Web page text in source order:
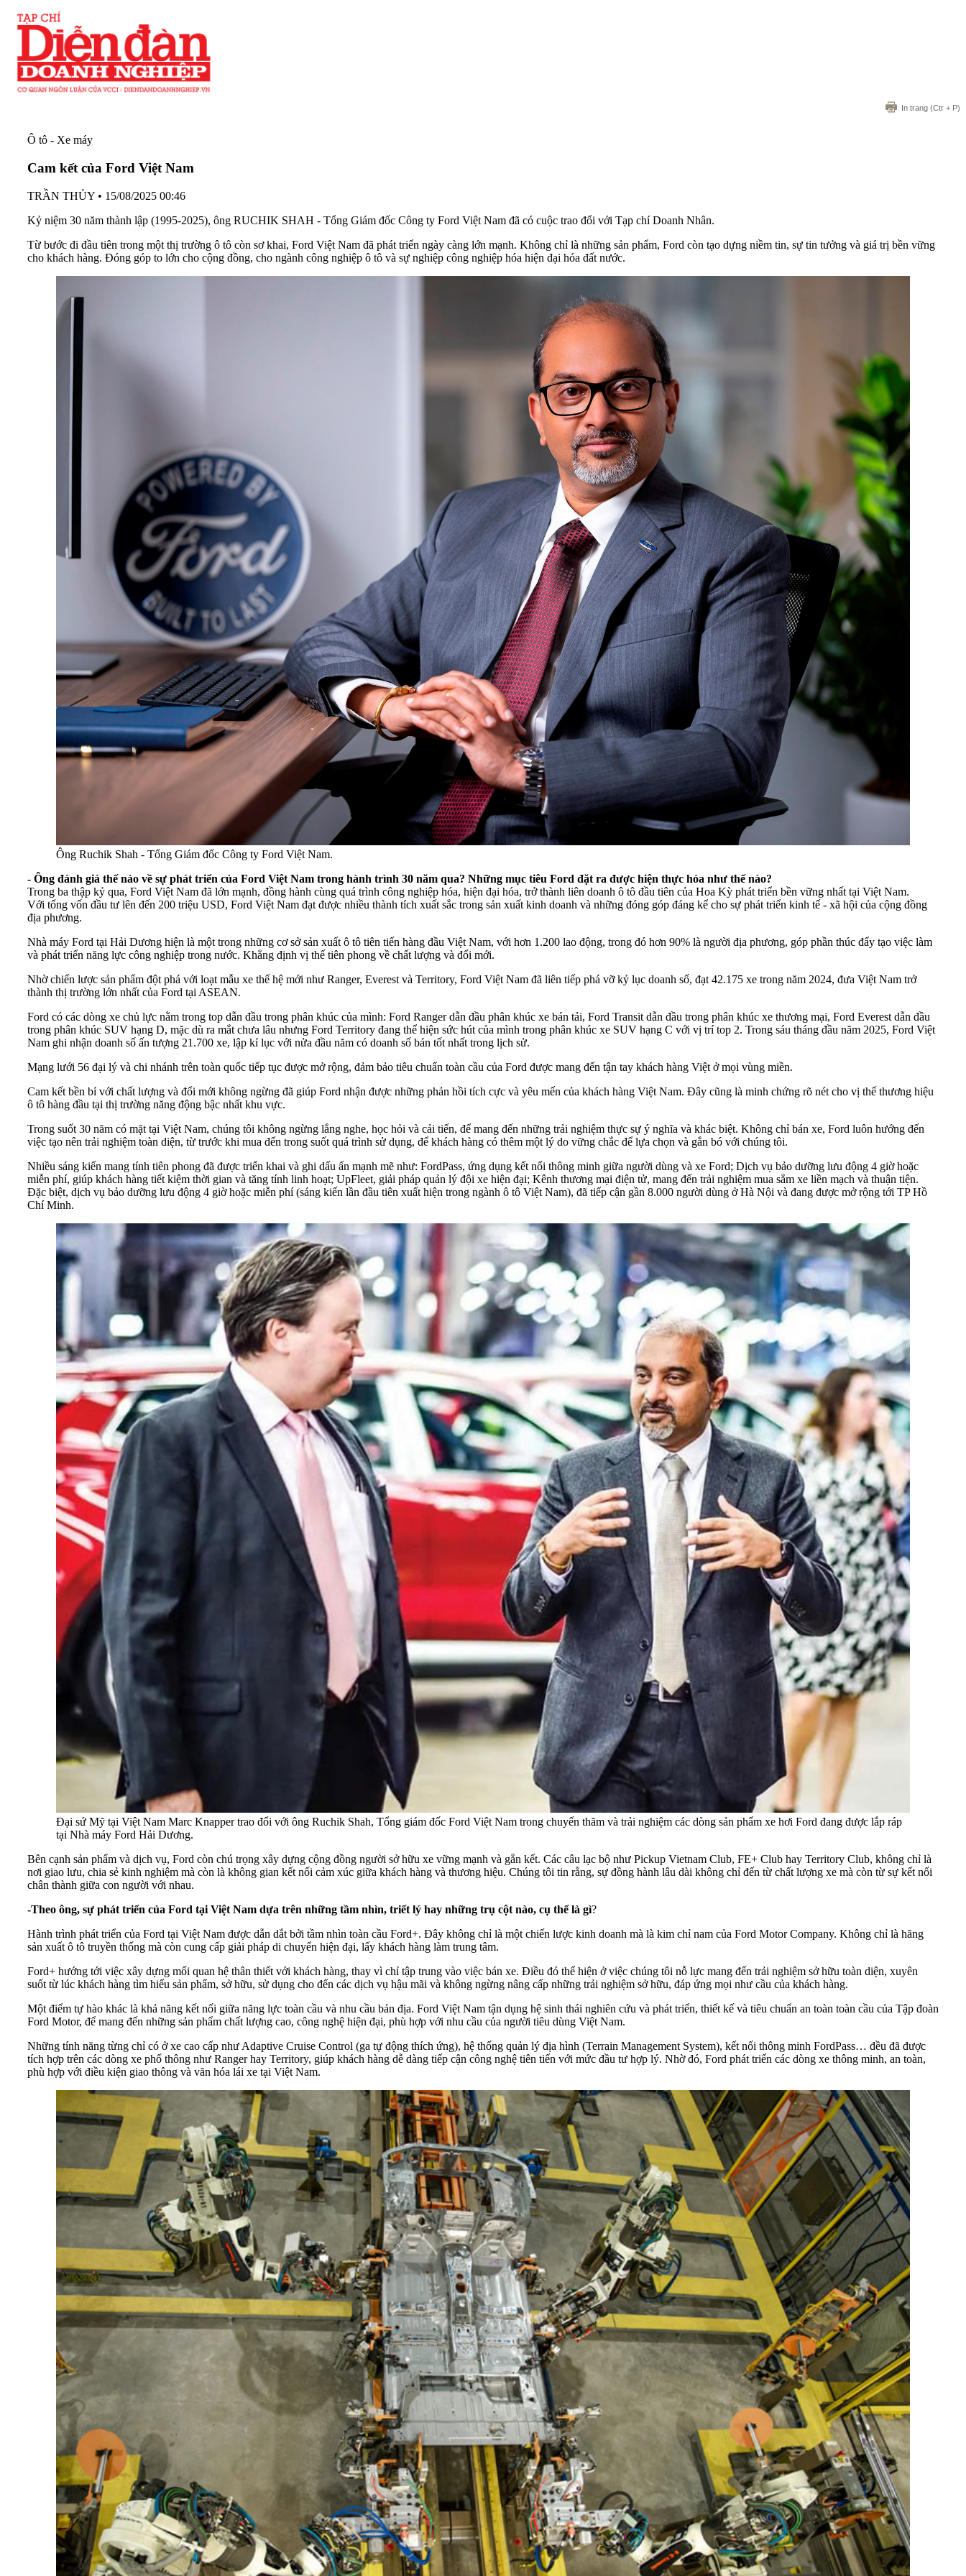
In trang (Ctr + P)
Ô tô - Xe máy
Cam kết của Ford Việt Nam
TRẦN THỦY • 15/08/2025 00:46
Kỷ niệm 30 năm thành lập (1995-2025), ông RUCHIK SHAH - Tổng Giám đốc Công ty Ford Việt Nam đã có cuộc trao đổi với Tạp chí Doanh Nhân.
Từ bước đi đầu tiên trong một thị trường ô tô còn sơ khai, Ford Việt Nam đã phát triển ngày càng lớn mạnh. Không chỉ là những sản phẩm, Ford còn tạo dựng niềm tin, sự tin tưởng và giá trị bền vững
cho khách hàng. Đóng góp to lớn cho cộng đồng, cho ngành công nghiệp ô tô và sự nghiệp công nghiệp hóa hiện đại hóa đất nước.
Ông Ruchik Shah - Tổng Giám đốc Công ty Ford Việt Nam.
- Ông đánh giá thế nào về sự phát triển của Ford Việt Nam trong hành trình 30 năm qua? Những mục tiêu Ford đặt ra được hiện thực hóa như thế nào?
Trong ba thập kỷ qua, Ford Việt Nam đã lớn mạnh, đồng hành cùng quá trình công nghiệp hóa, hiện đại hóa, trở thành liên doanh ô tô đầu tiên của Hoa Kỳ phát triển bền vững nhất tại Việt Nam.
Với tổng vốn đầu tư lên đến 200 triệu USD, Ford Việt Nam đạt được nhiều thành tích xuất sắc trong sản xuất kinh doanh và những đóng góp đáng kể cho sự phát triển kinh tế - xã hội của cộng đồng
địa phương.
Nhà máy Ford tại Hải Dương hiện là một trong những cơ sở sản xuất ô tô tiên tiến hàng đầu Việt Nam, với hơn 1.200 lao động, trong đó hơn 90% là người địa phương, góp phần thúc đẩy tạo việc làm
và phát triển năng lực công nghiệp trong nước. Khẳng định vị thế tiên phong về chất lượng và đổi mới.
Nhờ chiến lược sản phẩm đột phá với loạt mẫu xe thế hệ mới như Ranger, Everest và Territory, Ford Việt Nam đã liên tiếp phá vỡ kỷ lục doanh số, đạt 42.175 xe trong năm 2024, đưa Việt Nam trở
thành thị trường lớn nhất của Ford tại ASEAN.
Ford có các dòng xe chủ lực nằm trong top dẫn đầu trong phân khúc của mình: Ford Ranger dẫn đầu phân khúc xe bán tải, Ford Transit dẫn đầu trong phân khúc xe thương mại, Ford Everest dẫn đầu
trong phân khúc SUV hạng D, mặc dù ra mắt chưa lâu nhưng Ford Territory đang thể hiện sức hút của mình trong phân khúc xe SUV hạng C với vị trí top 2. Trong sáu tháng đầu năm 2025, Ford Việt
Nam ghi nhận doanh số ấn tượng 21.700 xe, lập kỉ lục với nửa đầu năm có doanh số bán tốt nhất trong lịch sử.
Mạng lưới 56 đại lý và chi nhánh trên toàn quốc tiếp tục được mở rộng, đảm bảo tiêu chuẩn toàn cầu của Ford được mang đến tận tay khách hàng Việt ở mọi vùng miền.
Cam kết bền bỉ với chất lượng và đổi mới không ngừng đã giúp Ford nhận được những phản hồi tích cực và yêu mến của khách hàng Việt Nam. Đây cũng là minh chứng rõ nét cho vị thế thương hiệu
ô tô hàng đầu tại thị trường năng động bậc nhất khu vực.
Trong suốt 30 năm có mặt tại Việt Nam, chúng tôi không ngừng lắng nghe, học hỏi và cải tiến, để mang đến những trải nghiệm thực sự ý nghĩa và khác biệt. Không chỉ bán xe, Ford luôn hướng đến
việc tạo nên trải nghiệm toàn diện, từ trước khi mua đến trong suốt quá trình sử dụng, để khách hàng có thêm một lý do vững chắc để lựa chọn và gắn bó với chúng tôi.
Nhiều sáng kiến mang tính tiên phong đã được triển khai và ghi dấu ấn mạnh mẽ như: FordPass, ứng dụng kết nối thông minh giữa người dùng và xe Ford; Dịch vụ bảo dưỡng lưu động 4 giờ hoặc
miễn phí, giúp khách hàng tiết kiệm thời gian và tăng tính linh hoạt; UpFleet, giải pháp quản lý đội xe hiện đại; Kênh thương mại điện tử, mang đến trải nghiệm mua sắm xe liền mạch và thuận tiện.
Đặc biệt, dịch vụ bảo dưỡng lưu động 4 giờ hoặc miễn phí (sáng kiến lần đầu tiên xuất hiện trong ngành ô tô Việt Nam), đã tiếp cận gần 8.000 người dùng ở Hà Nội và đang được mở rộng tới TP Hồ
Chí Minh.
Đại sứ Mỹ tại Việt Nam Marc Knapper trao đổi với ông Ruchik Shah, Tổng giám đốc Ford Việt Nam trong chuyến thăm và trải nghiệm các dòng sản phẩm xe hơi Ford đang được lắp ráp
tại Nhà máy Ford Hải Dương.
Bên cạnh sản phẩm và dịch vụ, Ford còn chú trọng xây dựng cộng đồng người sở hữu xe vững mạnh và gắn kết. Các câu lạc bộ như Pickup Vietnam Club, FE+ Club hay Territory Club, không chỉ là
nơi giao lưu, chia sẻ kinh nghiệm mà còn là không gian kết nối cảm xúc giữa khách hàng và thương hiệu. Chúng tôi tin rằng, sự đồng hành lâu dài không chỉ đến từ chất lượng xe mà còn từ sự kết nối
chân thành giữa con người với nhau.
-Theo ông, sự phát triển của Ford tại Việt Nam dựa trên những tầm nhìn, triết lý hay những trụ cột nào, cụ thể là gì?
Hành trình phát triển của Ford tại Việt Nam được dẫn dắt bởi tầm nhìn toàn cầu Ford+. Đây không chỉ là một chiến lược kinh doanh mà là kim chỉ nam của Ford Motor Company. Không chỉ là hãng
sản xuất ô tô truyền thống mà còn cung cấp giải pháp di chuyển hiện đại, lấy khách hàng làm trung tâm.
Ford+ hướng tới việc xây dựng mối quan hệ thân thiết với khách hàng, thay vì chỉ tập trung vào việc bán xe. Điều đó thể hiện ở việc chúng tôi nỗ lực mang đến trải nghiệm sở hữu toàn diện, xuyên
suốt từ lúc khách hàng tìm hiểu sản phẩm, sở hữu, sử dụng cho đến các dịch vụ hậu mãi và không ngừng nâng cấp những trải nghiệm sở hữu, đáp ứng mọi như cầu của khách hàng.
Một điểm tự hào khác là khả năng kết nối giữa năng lực toàn cầu và nhu cầu bản địa. Ford Việt Nam tận dụng hệ sinh thái nghiên cứu và phát triển, thiết kế và tiêu chuẩn an toàn toàn cầu của Tập đoàn
Ford Motor, để mang đến những sản phẩm chất lượng cao, công nghệ hiện đại, phù hợp với nhu cầu của người tiêu dùng Việt Nam.
Những tính năng từng chỉ có ở xe cao cấp như Adaptive Cruise Control (ga tự động thích ứng), hệ thống quản lý địa hình (Terrain Management System), kết nối thông minh FordPass… đều đã được
tích hợp trên các dòng xe phổ thông như Ranger hay Territory, giúp khách hàng dễ dàng tiếp cận công nghệ tiên tiến với mức đầu tư hợp lý. Nhờ đó, Ford phát triển các dòng xe thông minh, an toàn,
phù hợp với điều kiện giao thông và văn hóa lái xe tại Việt Nam.